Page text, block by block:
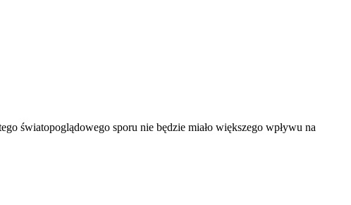
światopoglądowego sporu nie będzie miało większego wpływu na